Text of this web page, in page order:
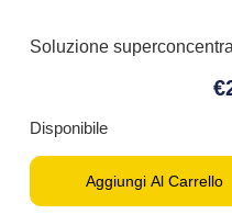
Soluzione
€
Disponibile
Aggiungi Al Carrello